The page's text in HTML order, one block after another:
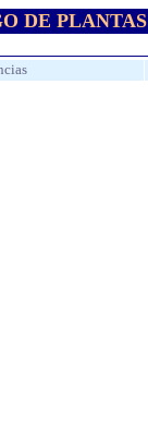
DE PLANTAS